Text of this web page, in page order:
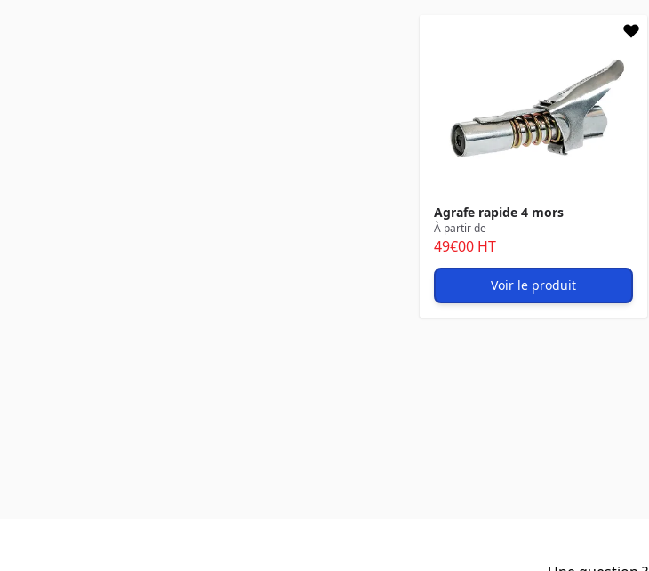
Agrafe rapide 4 mors
À partir de
49€00 HT
Voir le produit